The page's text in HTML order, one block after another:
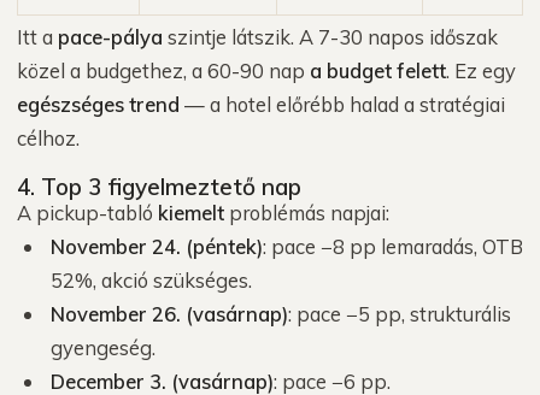
Itt a pace-pálya szintje látszik. A 7-30 napos időszak
közel a budgethez, a 60-90 nap a budget felett. Ez egy
egészséges trend — a hotel előrébb halad a stratégiai
célhoz.
4. Top 3 figyelmeztető nap
A pickup-tabló kiemelt problémás napjai:
November 24. (péntek): pace −8 pp lemaradás, OTB
52%, akció szükséges.
November 26. (vasárnap): pace −5 pp, strukturális
gyengeség.
December 3. (vasárnap): pace −6 pp.